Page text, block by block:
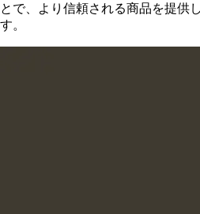
とで、より信頼される商品を提供
す。